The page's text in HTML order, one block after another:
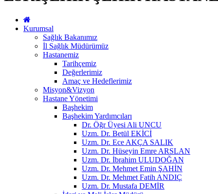
Kurumsal
Sağlık Bakanımız
İl Sağlık Müdürümüz
Hastanemiz
Tarihçemiz
Değerlerimiz
Amaç ve Hedeflerimiz
Misyon&Vizyon
Hastane Yönetimi
Başhekim
Başhekim Yardımcıları
Dr. Öğr Üyesi Ali UNCU
Uzm. Dr. Betül EKİCİ
Uzm. Dr. Ece AKÇA SALIK
Uzm. Dr. Hüseyin Emre ARSLAN
Uzm. Dr. İbrahim ULUDOĞAN
Uzm. Dr. Mehmet Emin ŞAHİN
Uzm. Dr. Mehmet Fatih ANDIÇ
Uzm. Dr. Mustafa DEMİR